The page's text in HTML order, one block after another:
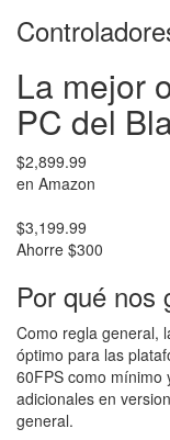
La mejor
PC del
$2,899.99
en Amazon
$3,199.99
Ahorre $300
Por qué nos
Como regla general,
óptimo para las
60FPS como mínimo
adicionales en
general.